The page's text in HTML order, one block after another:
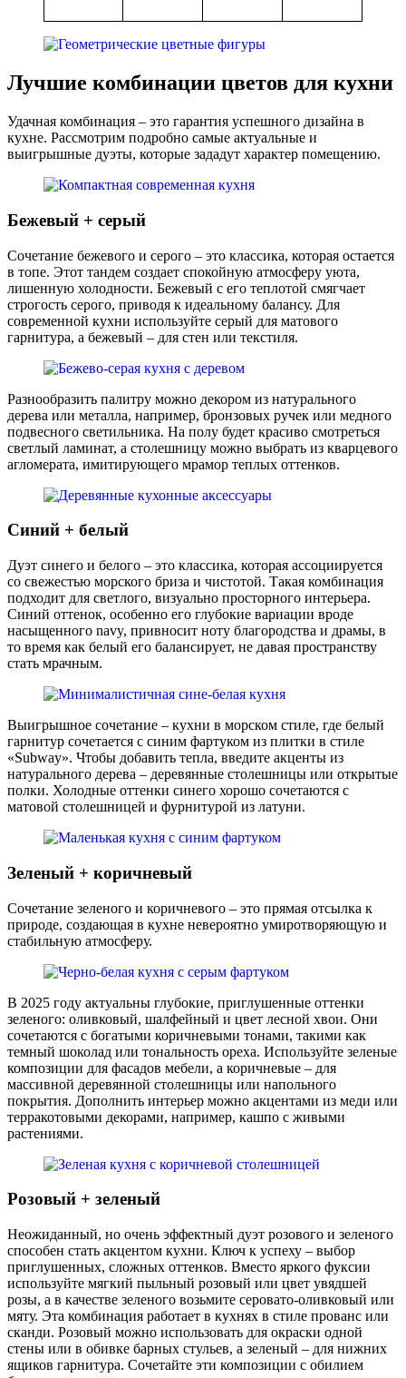
Лучшие комбинации цветов для кухни
Удачная комбинация – это гарантия успешного дизайна в
кухне. Рассмотрим подробно самые актуальные и
выигрышные дуэты, которые зададут характер помещению.
Бежевый + серый
Сочетание бежевого и серого – это классика, которая остается
в топе. Этот тандем создает спокойную атмосферу уюта,
лишенную холодности. Бежевый с его теплотой смягчает
строгость серого, приводя к идеальному балансу. Для
современной кухни используйте серый для матового
гарнитура, а бежевый – для стен или текстиля.
Разнообразить палитру можно декором из натурального
дерева или металла, например, бронзовых ручек или медного
подвесного светильника. На полу будет красиво смотреться
светлый ламинат, а столешницу можно выбрать из кварцевого
агломерата, имитирующего мрамор теплых оттенков.
Синий + белый
Дуэт синего и белого – это классика, которая ассоциируется
со свежестью морского бриза и чистотой. Такая комбинация
подходит для светлого, визуально просторного интерьера.
Синий оттенок, особенно его глубокие вариации вроде
насыщенного navy, привносит ноту благородства и драмы, в
то время как белый его балансирует, не давая пространству
стать мрачным.
Выигрышное сочетание – кухни в морском стиле, где белый
гарнитур сочетается с синим фартуком из плитки в стиле
«Subway». Чтобы добавить тепла, введите акценты из
натурального дерева – деревянные столешницы или открытые
полки. Холодные оттенки синего хорошо сочетаются с
матовой столешницей и фурнитурой из латуни.
Зеленый + коричневый
Сочетание зеленого и коричневого – это прямая отсылка к
природе, создающая в кухне невероятно умиротворяющую и
стабильную атмосферу.
В 2025 году актуальны глубокие, приглушенные оттенки
зеленого: оливковый, шалфейный и цвет лесной хвои. Они
сочетаются с богатыми коричневыми тонами, такими как
темный шоколад или тональность ореха. Используйте зеленые
композиции для фасадов мебели, а коричневые – для
массивной деревянной столешницы или напольного
покрытия. Дополнить интерьер можно акцентами из меди или
терракотовыми декорами, например, кашпо с живыми
растениями.
Розовый + зеленый
Неожиданный, но очень эффектный дуэт розового и зеленого
способен стать акцентом кухни. Ключ к успеху – выбор
приглушенных, сложных оттенков. Вместо яркого фуксии
используйте мягкий пыльный розовый или цвет увядшей
розы, а в качестве зеленого возьмите серовато-оливковый или
мяту. Эта комбинация работает в кухнях в стиле прованс или
сканди. Розовый можно использовать для окраски одной
стены или в обивке барных стульев, а зеленый – для нижних
ящиков гарнитура. Сочетайте эти композиции с обилием